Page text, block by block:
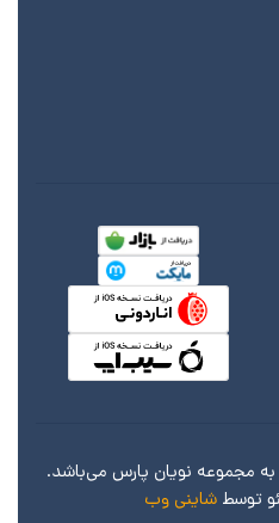
مجموعه نویان پارس می‌باشد.
توسط شاینی وب